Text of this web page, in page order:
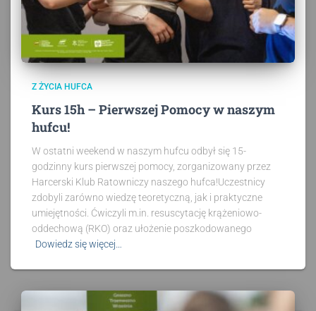
Z ŻYCIA HUFCA
Kurs 15h – Pierwszej Pomocy w naszym
hufcu!
W ostatni weekend w naszym hufcu odbył się 15-
godzinny kurs pierwszej pomocy, zorganizowany przez
Harcerski Klub Ratowniczy naszego hufca!Uczestnicy
zdobyli zarówno wiedzę teoretyczną, jak i praktyczne
umiejętności. Ćwiczyli m.in. resuscytację krążeniowo-
oddechową (RKO) oraz ułożenie poszkodowanego
Dowiedz się więcej…